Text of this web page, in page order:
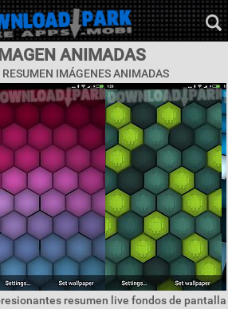
ANIMADAS
RESUMEN IMÁGENES ANIMADAS
resumen live fondos de pantalla